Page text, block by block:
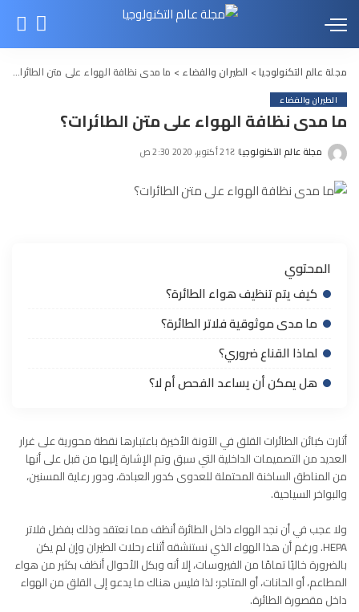
مجلة عالم التكنولوجيا> الطيران والفضاء > ما مدى نظافة الهواء على متن الطائرات؟
الطيران والفضاء
ما مدى نظافة الهواء على متن الطائرات؟
Posted
مجلة عالم التكنولوجيا 21 أكتوبر، 2020 2:30 ص
المحتوي
كيف يتم تنظيف هواء الطائرة؟
ما مدى موثوقية فلاتر الطائرة؟
لماذا القناع ضروري؟
هل يمكن أن يساعد الفحص أم لا؟
أثارت كبائن الطائرات القلق في الآونة الأخيرة باعتبارها نقطة محورية على غرار
العديد من التصميمات الداخلية التي سبق وتم الإشارة إليها من قبل على أنها
من المناطق الساخنة المحتملة للعدوى كدور العبادة، ودور رعاية المسنين،
والبواخر السياحية.
ولا عجب في أن نجد الهواء داخل الطائرة أنظف مما نعتقد وذلك بفضل فلاتر
HEPA. ورغم أن هذا الهواء الذي نستنشقه أثناء رحلات الطيران وإن لم يكن
بالضرورة خاليًا تمامًا من الفيروسات، إلا أنه وبكل الأحوال أنظف بكثير من هواء
المطاعم، أو الحانات، أو المتاجر؛ لذا فليس هناك ما يدعو إلى القلق من الهواء
داخل مقصورة الطائرة.